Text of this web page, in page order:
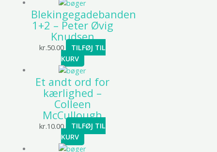
Blekingegadebanden
1+2 – Peter Øvig
Knudsen
kr.50.00
TILFØJ TIL
KURV
Et andt ord for
kærlighed –
Colleen
McCullough
kr.10.00
TILFØJ TIL
KURV